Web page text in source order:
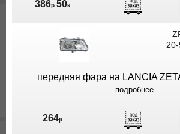
386р. 50к.
передняя фара на LANCIA
подробнее
264р.